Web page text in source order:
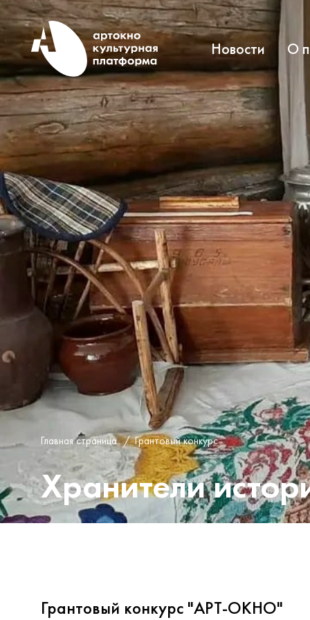
Новости О
Главная страница / Грантовый конкурс
Хранители
Грантовый конкурс "АРТ-ОКНО"